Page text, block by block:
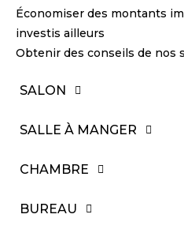
Économiser des montants
investis ailleurs
Obtenir des conseils de nos
SALON
SALLE À MANGER
CHAMBRE
BUREAU